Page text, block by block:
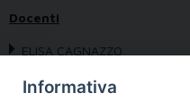
Docenti
ELISA CAGNAZZO
Informativa